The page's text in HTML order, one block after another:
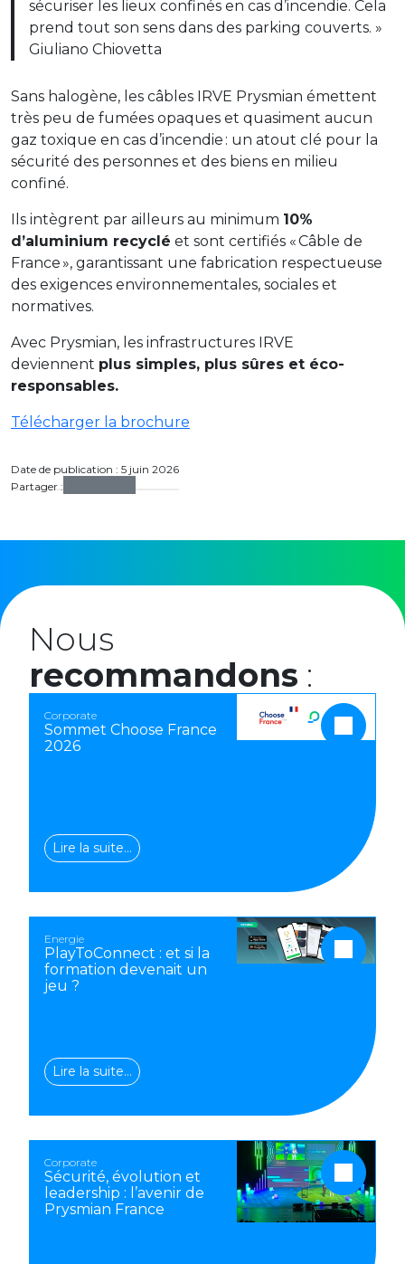
sécuriser les lieux confinés en cas d’incendie. Cela
prend tout son sens dans des parking couverts. »
Giuliano Chiovetta
Sans halogène, les câbles IRVE Prysmian émettent
très peu de fumées opaques et quasiment aucun
gaz toxique en cas d’incendie : un atout clé pour la
sécurité des personnes et des biens en milieu
confiné.
Ils intègrent par ailleurs au minimum 10%
d’aluminium recyclé et sont certifiés « Câble de
France », garantissant une fabrication respectueuse
des exigences environnementales, sociales et
normatives.
Avec Prysmian, les infrastructures IRVE
deviennent plus simples, plus sûres et éco-
responsables.
Télécharger la brochure
Date de publication : 5 juin 2026
Partager :
Nous
recommandons :
Corporate
Sommet Choose France
2026
Lire la suite…
Energie
PlayToConnect : et si la
formation devenait un
jeu ?
Lire la suite…
Corporate
Sécurité, évolution et
leadership : l’avenir de
Prysmian France